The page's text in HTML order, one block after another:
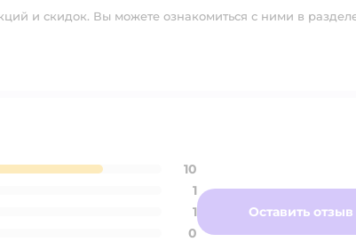
и скидок. Вы можете ознакомиться с ними в
10
1
1
0
Оставить отзыв